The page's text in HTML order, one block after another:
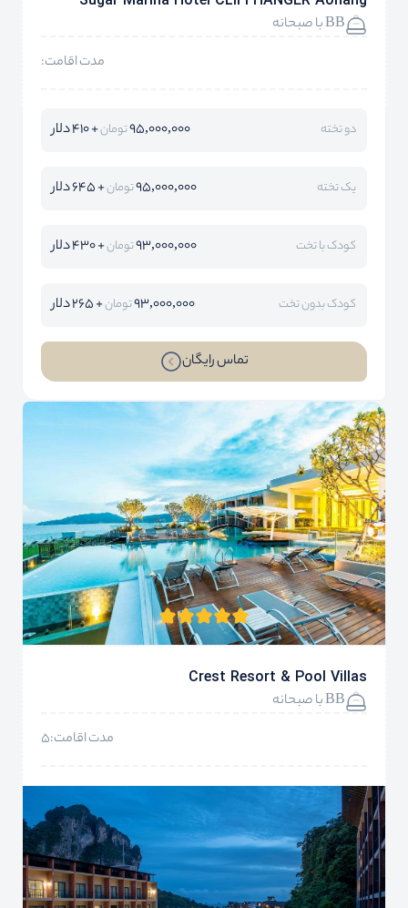
BB با صبحانه
مدت اقامت:
دو تخته 95,000,000تومان+ 410 دلار
یک تخته 95,000,000تومان+ 645 دلار
کودک با تخت 93,000,000تومان+ 430 دلار
کودک بدون تخت 93,000,000تومان+ 265 دلار
تماس رایگان
Crest Resort & Pool Villas
BB با صبحانه
مدت اقامت:5